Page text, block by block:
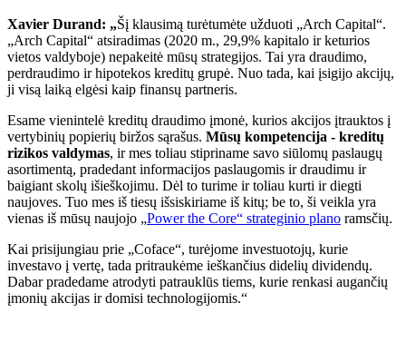
Xavier Durand: „Šį klausimą turėtumėte užduoti „Arch Capital“.
„Arch Capital“ atsiradimas (2020 m., 29,9% kapitalo ir keturios
vietos valdyboje) nepakeitė mūsų strategijos. Tai yra draudimo,
perdraudimo ir hipotekos kreditų grupė. Nuo tada, kai įsigijo akcijų,
ji visą laiką elgėsi kaip finansų partneris.
Esame vienintelė kreditų draudimo įmonė, kurios akcijos įtrauktos į
vertybinių popierių biržos sąrašus. Mūsų kompetencija - kreditų
rizikos valdymas, ir mes toliau stipriname savo siūlomų paslaugų
asortimentą, pradedant informacijos paslaugomis ir draudimu ir
baigiant skolų išieškojimu. Dėl to turime ir toliau kurti ir diegti
naujoves. Tuo mes iš tiesų išsiskiriame iš kitų; be to, ši veikla yra
vienas iš mūsų naujojo „Power the Core“ strateginio plano ramsčių.
Kai prisijungiau prie „Coface“, turėjome investuotojų, kurie
investavo į vertę, tada pritraukėme ieškančius didelių dividendų.
Dabar pradedame atrodyti patrauklūs tiems, kurie renkasi augančių
įmonių akcijas ir domisi technologijomis.“